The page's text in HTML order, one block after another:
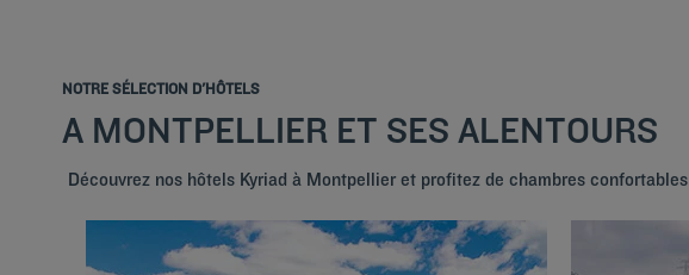
NOTRE SÉLECTION D'HÔTELS
A MONTPELLIER ET SES ALENTOURS
Découvrez nos hôtels Kyriad à Montpellier et profitez de chambres confortables